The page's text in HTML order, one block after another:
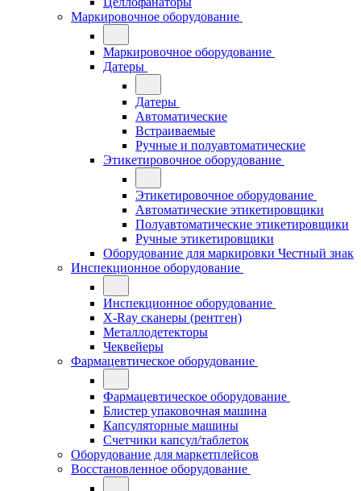
Маркировочное оборудование
Маркировочное оборудование
Датеры
Датеры
Автоматические
Встраиваемые
Ручные и полуавтоматические
Этикетировочное оборудование
Этикетировочное оборудование
Автоматические этикетировщики
Полуавтоматические этикетировщики
Ручные этикетировщики
Оборудование для маркировки Честный знак
Инспекционное оборудование
Инспекционное оборудование
X-Ray сканеры (рентген)
Металлодетекторы
Чеквейеры
Фармацевтическое оборудование
Фармацевтическое оборудование
Блистер упаковочная машина
Капсуляторные машины
Счетчики капсул/таблеток
Оборудование для маркетплейсов
Восстановленное оборудование